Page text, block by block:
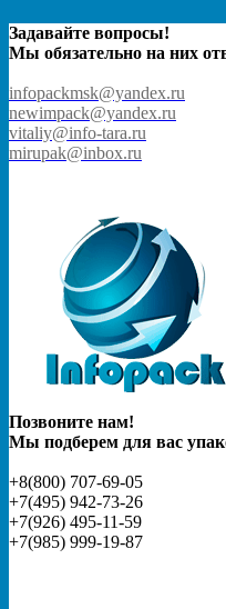
Задавайте вопросы!
Мы обязательно на них
infopackmsk@yandex.ru
newimpack@yandex.ru
vitaliy@info-tara.ru
mirupak@inbox.ru
Позвоните нам!
Мы подберем для вас
+8(800) 707-69-05
+7(495) 942-73-26
+7(926) 495-11-59
+7(985) 999-19-87